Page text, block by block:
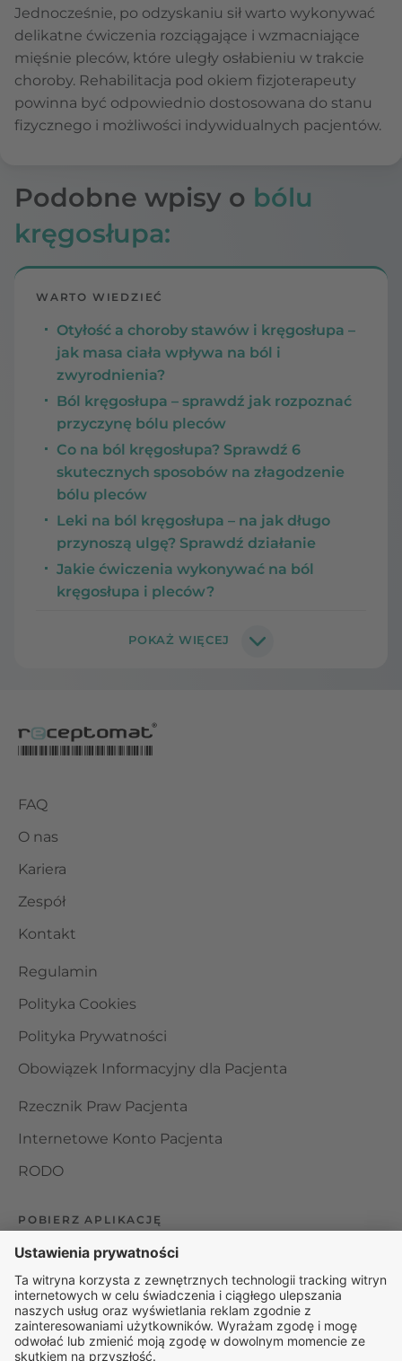
Jednocześnie, po odzyskaniu sił warto wykonywać
delikatne ćwiczenia rozciągające i wzmacniające
mięśnie pleców, które uległy osłabieniu w trakcie
choroby. Rehabilitacja pod okiem fizjoterapeuty
powinna być odpowiednio dostosowana do stanu
fizycznego i możliwości indywidualnych pacjentów.
Podobne wpisy o bólu
kręgosłupa:
WARTO WIEDZIEĆ
Otyłość a choroby stawów i kręgosłupa –
jak masa ciała wpływa na ból i
zwyrodnienia?
Ból kręgosłupa – sprawdź jak rozpoznać
przyczynę bólu pleców
Co na ból kręgosłupa? Sprawdź 6
skutecznych sposobów na złagodzenie
bólu pleców
Leki na ból kręgosłupa – na jak długo
przynoszą ulgę? Sprawdź działanie
Jakie ćwiczenia wykonywać na ból
kręgosłupa i pleców?
FAQ
O nas
Kariera
Zespół
Kontakt
Regulamin
Polityka Cookies
Polityka Prywatności
Obowiązek Informacyjny dla Pacjenta
Rzecznik Praw Pacjenta
Internetowe Konto Pacjenta
RODO
POBIERZ APLIKACJĘ
Organizator udzielania świadczeń telemedycznych jest
podmiotem leczniczym w rozumieniu ustawy z dnia 15
kwietnia 2011 roku o działalności leczniczej, wpisanym do